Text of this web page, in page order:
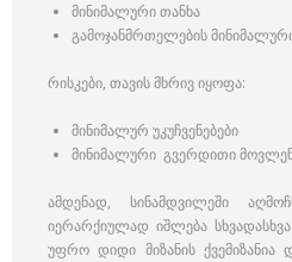
მინიმალური თანხა
გამოჯანმრთელების
რისკები, თავის მხრივ იყოფა:
მინიმალურ უკუჩვენებები
მინიმალური გვერდითი
ამდენად, სინამდვილეში
იერარქიულად იშლება სხვადასხვა
უფრო დიდი მიზანის ქვემიზანია